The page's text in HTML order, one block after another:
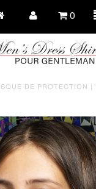
0
DE PROTECTION |